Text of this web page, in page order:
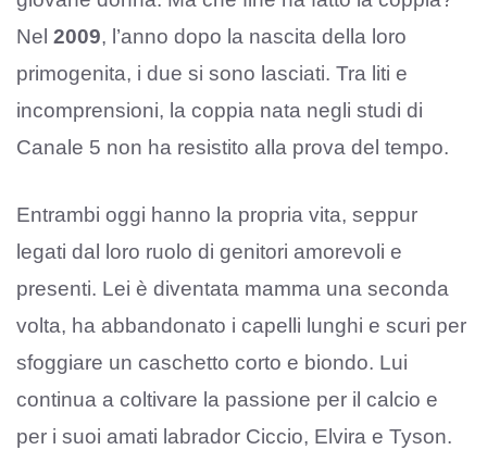
Nel 2009, l’anno dopo la nascita della loro
primogenita, i due si sono lasciati. Tra liti e
incomprensioni, la coppia nata negli studi di
Canale 5 non ha resistito alla prova del tempo.
Entrambi oggi hanno la propria vita, seppur
legati dal loro ruolo di genitori amorevoli e
presenti. Lei è diventata mamma una seconda
volta, ha abbandonato i capelli lunghi e scuri per
sfoggiare un caschetto corto e biondo. Lui
continua a coltivare la passione per il calcio e
per i suoi amati labrador Ciccio, Elvira e Tyson.